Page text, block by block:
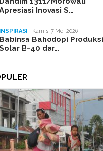
Apresiasi Inovasi S…
INSPIRASI Kamis, 7 Mei 2026
Babinsa Bahodopi Produksi
Solar B-40 dar…